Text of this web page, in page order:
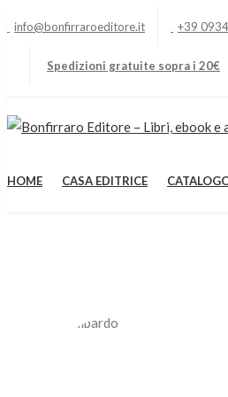
info@bonfirraroeditore.it +39
Spedizioni gratuite sopra i 20€
HOME CASA EDITRICE